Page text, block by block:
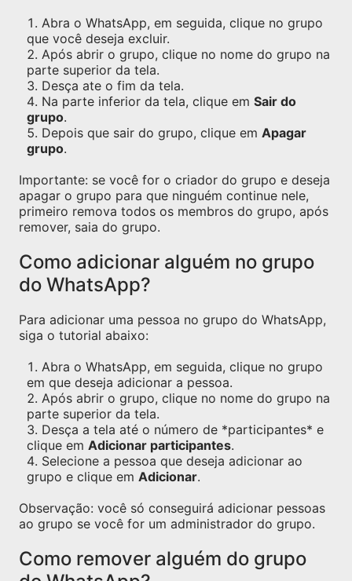
Abra o WhatsApp, em seguida, clique no grupo
que você deseja excluir.
Após abrir o grupo, clique no nome do grupo na
parte superior da tela.
Desça ate o fim da tela.
Na parte inferior da tela, clique em Sair do
grupo.
Depois que sair do grupo, clique em Apagar
grupo.
Importante: se você for o criador do grupo e deseja
apagar o grupo para que ninguém continue nele,
primeiro remova todos os membros do grupo, após
remover, saia do grupo.
Como adicionar alguém no grupo
do WhatsApp?
Para adicionar uma pessoa no grupo do WhatsApp,
siga o tutorial abaixo:
Abra o WhatsApp, em seguida, clique no grupo
em que deseja adicionar a pessoa.
Após abrir o grupo, clique no nome do grupo na
parte superior da tela.
Desça a tela até o número de *participantes* e
clique em Adicionar participantes.
Selecione a pessoa que deseja adicionar ao
grupo e clique em Adicionar.
Observação: você só conseguirá adicionar pessoas
ao grupo se você for um administrador do grupo.
Como remover alguém do grupo